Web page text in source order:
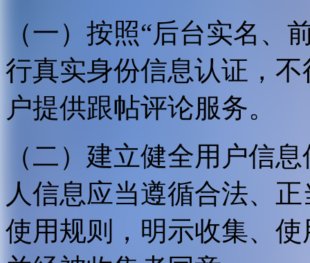
（一）按照“后台实名、
行真实身份信息认证，
户提供跟帖评论服务。
（二）建立健全用户信
人信息应当遵循合法、
使用规则，明示收集、